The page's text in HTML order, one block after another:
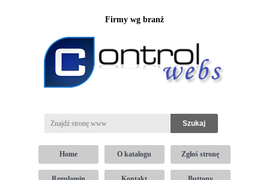
Firmy wg branż
Home O katalogu Zgłoś stronę